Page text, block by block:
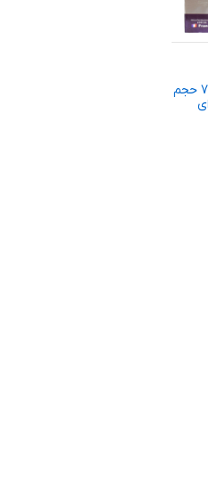
رنگ ابرو لورینت شماره 7 حجم